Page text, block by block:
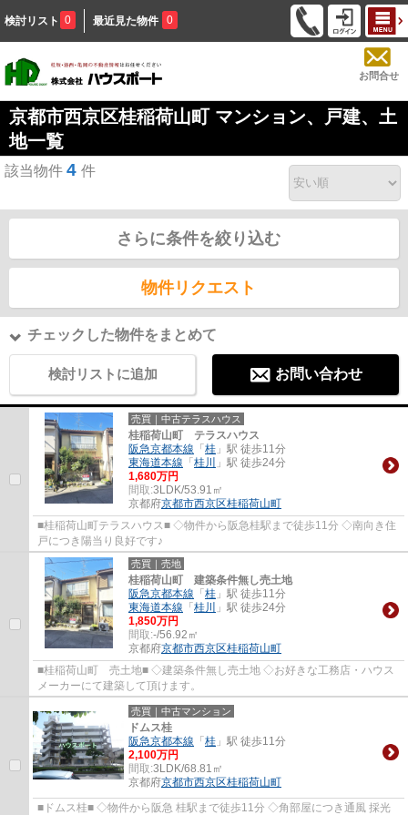
検討リスト 0 最近見た物件 0
お問合せ
京都市西京区桂稲荷山町 マンション、戸建、土
地一覧
該当物件 4 件
さらに条件を絞り込む
物件リクエスト
チェックした物件をまとめて
検討リストに追加 お問い合わせ
売買｜中古テラスハウス
桂稲荷山町 テラスハウス
阪急京都本線 「桂 」駅 徒歩11分
東海道本線 「桂川
」駅 徒歩24分
1,680万円
間取:3LDK/53.91㎡
京都府京都市西京区桂稲荷山町
■桂稲荷山町テラスハウス■ ◇物件から阪急桂駅まで徒歩11分 ◇南向き住
戸につき陽当り良好です♪
売買｜売地
桂稲荷山町 建築条件無し売土地
阪急京都本線 「桂 」駅 徒歩11分
東海道本線 「桂川
」駅 徒歩24分
1,850万円
間取:-/56.92㎡
京都府京都市西京区桂稲荷山町
■桂稲荷山町 売土地■ ◇建築条件無し売土地 ◇お好きな工務店・ハウス
メーカーにて建築して頂けます。
売買｜中古マンション
ドムス桂
阪急京都本線 「桂 」駅 徒歩11分
2,100万円
間取:3LDK/68.81㎡
京都府京都市西京区桂稲荷山町
■ドムス桂■ ◇物件から阪急 桂駅まで徒歩11分 ◇角部屋につき通風 採光